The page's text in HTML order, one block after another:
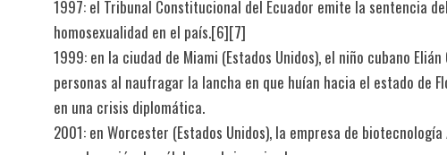
1997: el Tribunal Constitucional del Ecuador emite la sentencia
homosexualidad en el país.[6]​[7]​
1999: en la ciudad de Miami (Estados Unidos), el niño cubano
personas al naufragar la lancha en que huían hacia el estado de
en una crisis diplomática.
2001: en Worcester (Estados Unidos), la empresa de